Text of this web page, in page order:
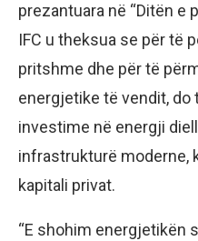
prezantuara në “Ditën e
IFC u theksua se për të
pritshme dhe për të
energjetike të vendit,
investime në energji
infrastrukturë moderne,
kapitali privat.
“E shohim energjetikën